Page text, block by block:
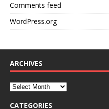
Comments feed
WordPress.org
ARCHIVES
CATEGORIES